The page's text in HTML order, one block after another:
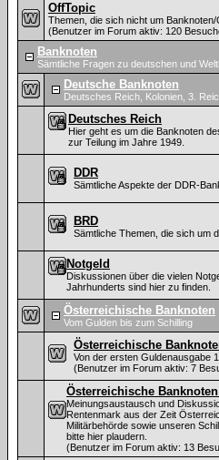
OffTopic
Themen, die sich nicht um Banknoten/
(Benutzer im Forum aktiv: 120
Banknoten
Sämtliche Fragen zu deutschen und
Deutsche Banknoten
Deutsches Reich, Kolonien, 3.
Deutsches Reich
Hier geht es um die Banknoten
zur Teilung im Jahre 1949.
DDR
Sämtliche Aspekte der DDR-
BRD
Sämtliche Themen, die sich um
Notgeld
Diskussionen über die vielen
Jahrhunderts sind hier zu finden.
Österreichische Banknoten
Vom Gulden bis zum Schilling
Österreichische
Von der ersten Guldenausgabe
(Benutzer im Forum aktiv: 7
Österreichische Banknoten
Meinungsaustausch und
Rentenmark aus der Zeit
Militärbehörde sowie unseren
bitte hier plaudern.
(Benutzer im Forum aktiv: 13